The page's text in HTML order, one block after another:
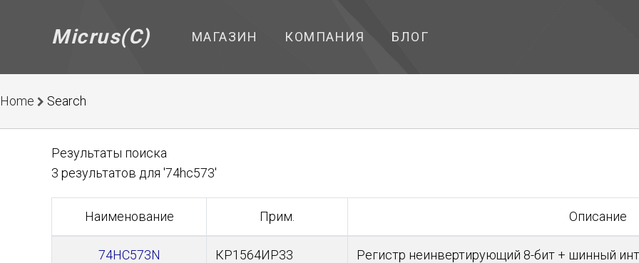
Micrus(C) МАГАЗИН КОМПАНИЯ БЛОГ
Home Search
Результаты поиска
3 результатов для '74hc573'
Наименование Прим. Описание
74HC573N КР1564ИР33 Регистр неинвертирующий 8-бит + шинный